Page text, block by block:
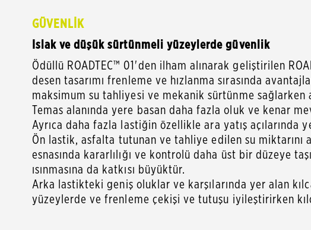
GÜVENLİK
Islak ve düşük sürtünmeli yüzeylerde güvenlik
Ödüllü ROADTEC™ 01'den ilham alınarak geliştirilen
desen tasarımı frenleme ve hızlanma sırasında
maksimum su tahliyesi ve mekanik sürtünme sağlarken
Temas alanında yere basan daha fazla oluk ve kenar
Ayrıca daha fazla lastiğin özellikle ara yatış
Ön lastik, asfalta tutunan ve tahliye edilen su miktarını
esnasında kararlılığı ve kontrolü daha üst bir düzeye
ısınmasına da katkısı büyüktür.
Arka lastikteki geniş oluklar ve karşılarında yer alan
yüzeylerde ve frenleme çekişi ve tutuşu iyileştirirken